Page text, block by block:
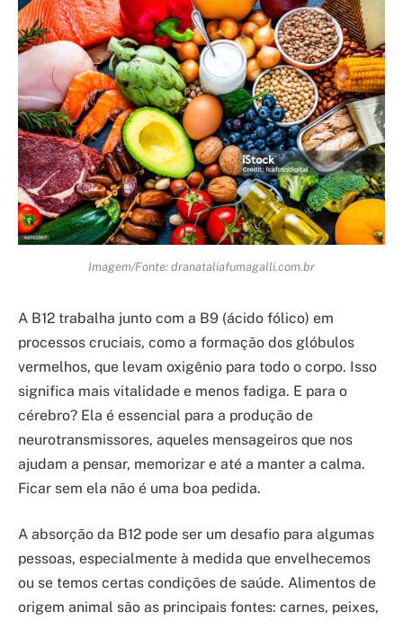
Imagem/Fonte: dranataliafumagalli.com.br
A B12 trabalha junto com a B9 (ácido fólico) em
processos cruciais, como a formação dos glóbulos
vermelhos, que levam oxigênio para todo o corpo. Isso
significa mais vitalidade e menos fadiga. E para o
cérebro? Ela é essencial para a produção de
neurotransmissores, aqueles mensageiros que nos
ajudam a pensar, memorizar e até a manter a calma.
Ficar sem ela não é uma boa pedida.
A absorção da B12 pode ser um desafio para algumas
pessoas, especialmente à medida que envelhecemos
ou se temos certas condições de saúde. Alimentos de
origem animal são as principais fontes: carnes, peixes,